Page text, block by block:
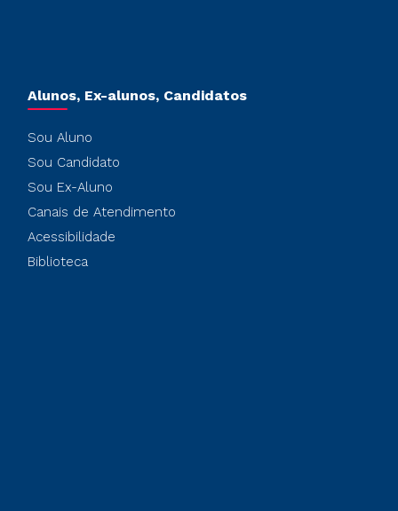
Alunos, Ex-alunos, Candidatos
Sou Aluno
Sou Candidato
Sou Ex-Aluno
Canais de Atendimento
Acessibilidade
Biblioteca